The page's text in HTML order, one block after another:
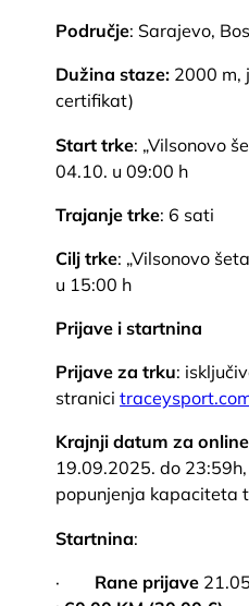
Područje: Sarajevo,
Dužina staze: 2000 m,
certifikat)
Start trke: „Vilsonovo
04.10. u 09:00 h
Trajanje trke: 6 sati
Cilj trke: „Vilsonovo
u 15:00 h
Prijave i startnina
Prijave za trku:
stranici
Krajnji datum za
19.09.2025. do
popunjenja kapaciteta
Startnina:
· Rane prijave